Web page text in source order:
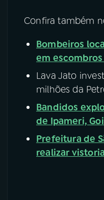
Confira também
Bombeiros
em
Lava Jato
milhões da
Bandidos
de Ipameri,
Prefeitura de
realizar